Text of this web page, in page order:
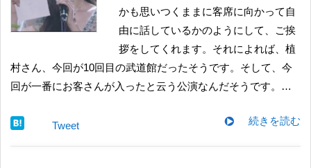
かも思いつくままに客席に向かって自
由に話しているかのようにして、ご挨
拶をしてくれます。それによれば、植
村さん、今回が10回目の武道館だったそうです。そして、今
回が一番にお客さんが入ったと云う公演なんだそうです。…
続きを読む
Tweet